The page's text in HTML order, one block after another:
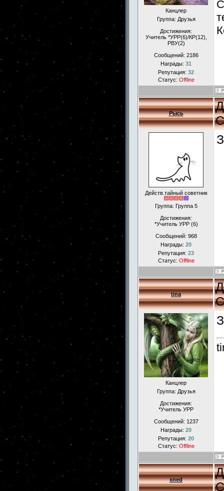
Канцлер
Группа: Друзья
Достижения:
Учитель *УРР(6)/КР(12),
РВУ(2)
Сообщений: 2186
Награды: 31
Репутация: 32
Статус: Offline
Рысь
Действ.тайный советник
Группа: Группа 5
Достижения:
*Учитель УРР (6)
Сообщений: 968
Награды: 20
Репутация: 23
Статус: Offline
tina
Канцлер
Группа: Друзья
Достижения:
*Учитель УРР
Сообщений: 1237
Награды: 20
Репутация: 20
Статус: Offline
xned